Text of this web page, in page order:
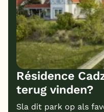
Résidence
terug vinden?
Sla dit park op als